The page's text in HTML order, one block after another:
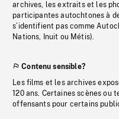
archives, les extraits et les
participantes autochtones à
s’identifient pas comme
Nations, Inuit ou Métis).
Contenu sensible?
Les films et les archives
120 ans. Certaines scènes ou
offensants pour certains